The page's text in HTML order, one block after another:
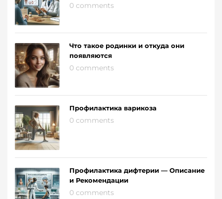
0 comments
Что такое родинки и откуда они
появляются
0 comments
Профилактика варикоза
0 comments
Профилактика дифтерии — Описание
и Рекомендации
0 comments